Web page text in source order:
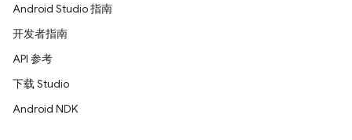
Android Studio 指南
开发者指南
API 参考
下载 Studio
Android NDK